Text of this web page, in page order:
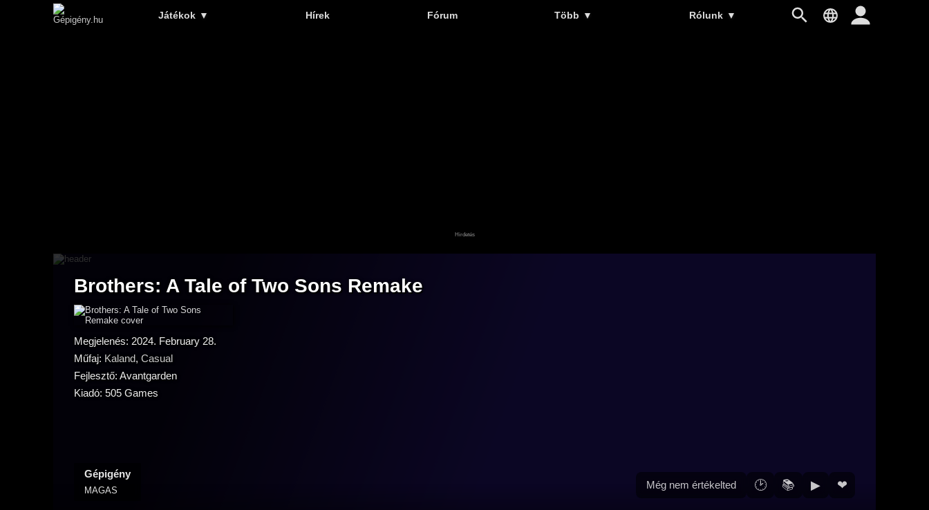
Játékok ▼ Hírek Fórum Több ▼ Rólunk ▼
Brothers: A Tale of Two Sons Remake
Megjelenés: 2024. February 28.
Műfaj: Kaland, Casual
Fejlesztő: Avantgarden
Kiadó: 505 Games
Gépigény
MAGAS Még nem értékelted 🕑 📚 ▶ ❤